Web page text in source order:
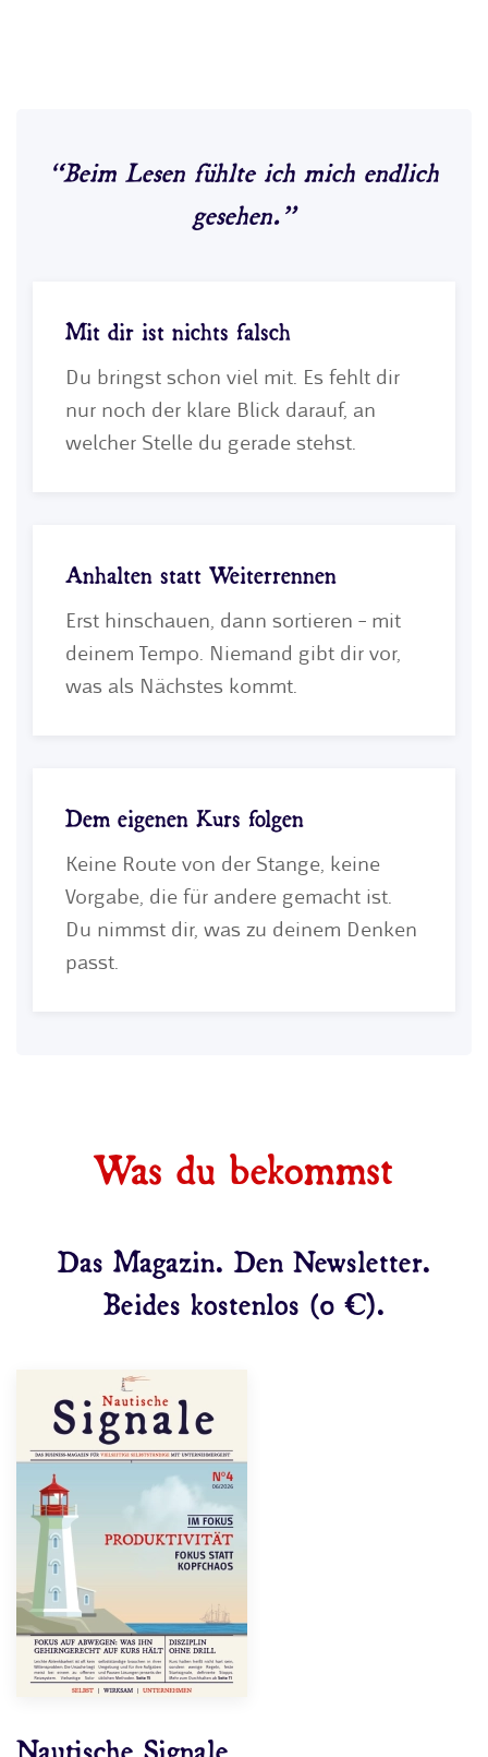
“Beim Lesen fühlte ich mich endlich
gesehen.”
Mit dir ist nichts falsch
Du bringst schon viel mit. Es fehlt dir
nur noch der klare Blick darauf, an
welcher Stelle du gerade stehst.
Anhalten statt Weiterrennen
Erst hinschauen, dann sortieren – mit
deinem Tempo. Niemand gibt dir vor,
was als Nächstes kommt.
Dem eigenen Kurs folgen
Keine Route von der Stange, keine
Vorgabe, die für andere gemacht ist.
Du nimmst dir, was zu deinem Denken
passt.
Was du bekommst
Das Magazin. Den Newsletter.
Beides kostenlos (0 €).